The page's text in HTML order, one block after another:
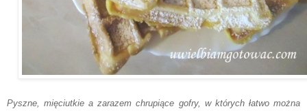
Pyszne, mięciutkie a zarazem chrupiące gofry, w których łatwo można